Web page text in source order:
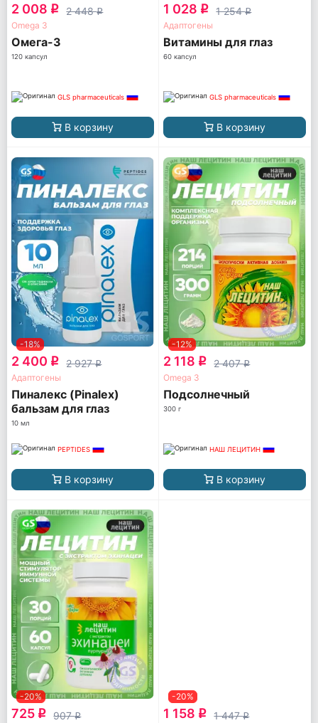
2 008 q 2 448q
Omega 3
Омега-3
120 капсул
GLS pharmaceuticals
В корзину
1 028 q 1 254q
Адаптогены
Витамины для глаз
60 капсул
GLS pharmaceuticals
В корзину
-18%
2 400 q 2 927q
Адаптогены
Пиналекс (Pinalex)
бальзам для глаз
10 мл
PEPTIDES
В корзину
-12%
2 118 q 2 407q
Omega 3
Подсолнечный
300 г
НАШ ЛЕЦИТИН
В корзину
-20%
725 q 907q
-20%
1 158 q 1 447q